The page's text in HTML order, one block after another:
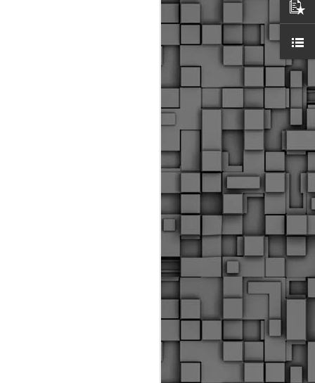
αστυνομικούς, οι οποίοι έχουν
ο Δήμος παρέλαβε τρία
οποία θα χρησιμοποιούνται για
μετακινήσεις των